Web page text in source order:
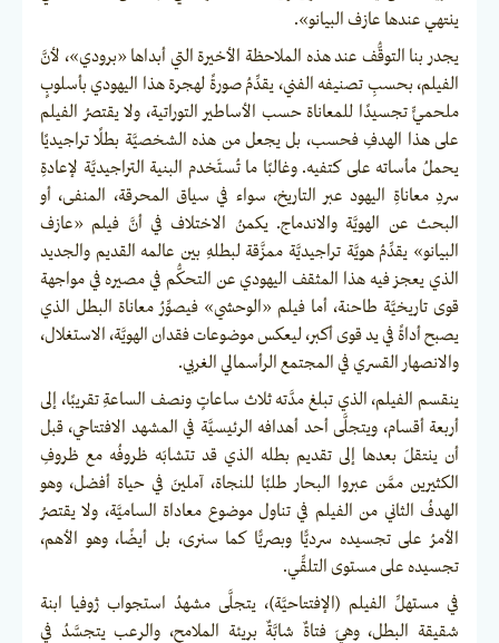
ينتهي عندها عازف البيانو».
يجدر بنا التوقُّف عند هذه الملاحظة الأخيرة التي أبداها «برودي»، لأنَّ
الفيلم، بحسبِ تصنيفه الفني، يقدِّمُ صورةً لهجرة هذا اليهودي بأسلوبٍ
ملحميٍّ تجسيدًا للمعاناة حسب الأساطير التوراتية، ولا يقتصرُ الفيلم
على هذا الهدفِ فحسب، بل يجعل من هذه الشخصيَّة بطلًا تراجيديًا
يحملُ مأساته على كتفيه. وغالبًا ما تُستَخدم البنية التراجيديَّة لإعادةِ
سردِ معاناةِ اليهود عبر التاريخ، سواء في سياق المحرقة، المنفى، أو
البحث عن الهويَّة والاندماج. يكمنُ الاختلاف في أنَّ فيلم «عازف
البيانو» يقدِّمُ هويَّة تراجيديَّة ممزَّقة لبطلهِ بين عالمه القديم والجديد
الذي يعجز فيه هذا المثقف اليهودي عن التحكُّم في مصيره في مواجهة
قوى تاريخيَّة طاحنة، أما فيلم «الوحشي» فيصوِّرُ معاناة البطل الذي
يصبح أداةً في يد قوى أكبر، ليعكس موضوعات فقدان الهويَّة، الاستغلال،
والانصهار القسري في المجتمع الرأسمالي الغربي.
ينقسم الفيلم، الذي تبلغ مدَّته ثلاث ساعاتٍ ونصف الساعةِ تقريبًا، إلى
أربعة أقسام، ويتجلَّى أحد أهدافه الرئيسيَّة في المشهد الافتتاحي، قبل
أن ينتقلَ بعدها إلى تقديم بطله الذي قد تتشابَه ظروفُه مع ظروفِ
الكثيرين ممَّن عبروا البحار طلبًا للنجاة، آملينَ في حياة أفضل، وهو
الهدفُ الثاني من الفيلم في تناول موضوع معاداة الساميَّة، ولا يقتصرُ
الأمرُ على تجسيده سرديًّا وبصريًّا كما سنرى، بل أيضًا، وهو الأهم،
تجسيده على مستوى التلقِّي.
في مستهلِّ الفيلم (الإفتتاحيَّة)، يتجلَّى مشهدُ استجواب ژوفيا ابنة
شقيقة البطل، وهيَ فتاةٌ شابَّةٌ بريئة الملامح، والرعب يتجسَّدُ في